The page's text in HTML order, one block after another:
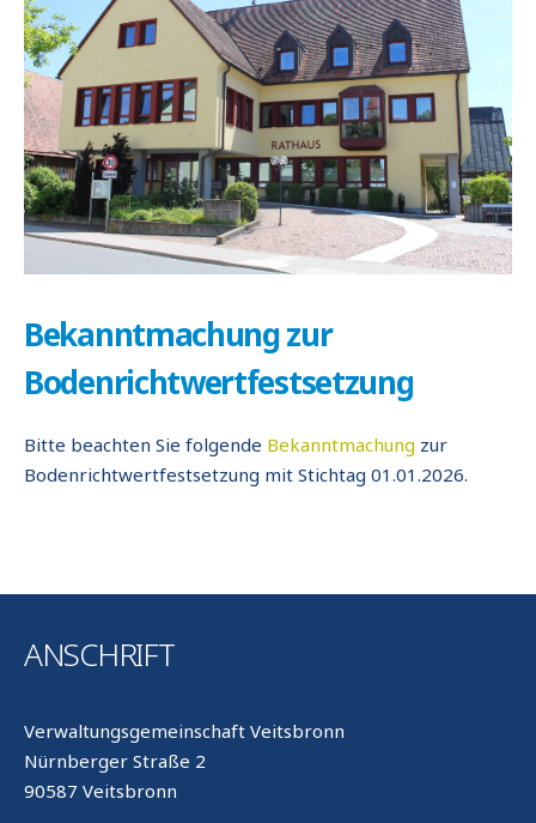
Bekanntmachung zur
Bodenrichtwertfestsetzung
Bitte beachten Sie folgende Bekanntmachung zur
Bodenrichtwertfestsetzung mit Stichtag 01.01.2026.
ANSCHRIFT
Verwaltungsgemeinschaft Veitsbronn
Nürnberger Straße 2
90587 Veitsbronn